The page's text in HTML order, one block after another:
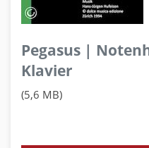
Pegasus |
Klavier
(5,6 MB)